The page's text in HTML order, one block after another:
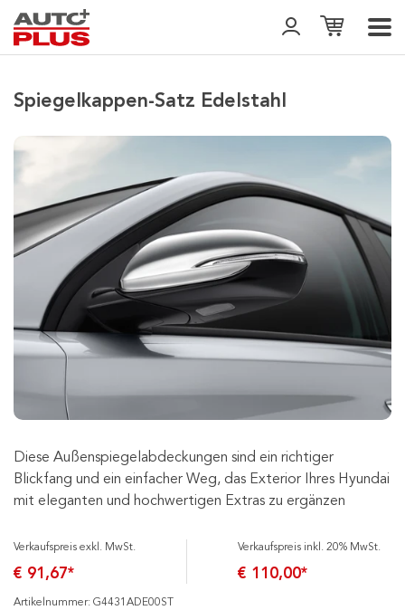
Spiegelkappen-Satz Edelstahl
Diese Außenspiegelabdeckungen sind ein richtiger
Blickfang und ein einfacher Weg, das Exterior Ihres Hyundai
mit eleganten und hochwertigen Extras zu ergänzen
Verkaufspreis exkl. MwSt.
€ 91,67*
Verkaufspreis inkl. 20% MwSt.
€ 110,00*
Artikelnummer: G4431ADE00ST